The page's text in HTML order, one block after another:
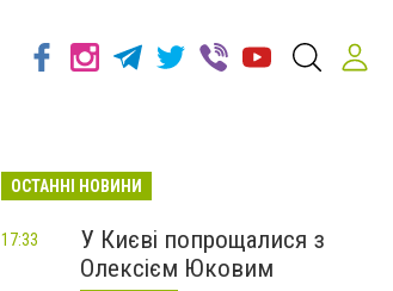
ОСТАННІ НОВИНИ
У Києві попрощалися з
Олексієм Юковим
17:33